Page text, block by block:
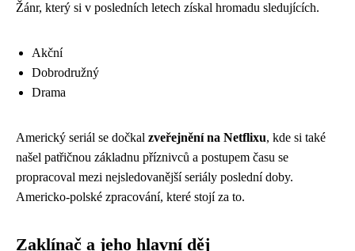
Žánr, který si v posledních letech získal hromadu sledujících.
Akční
Dobrodružný
Drama
Americký seriál se dočkal zveřejnění na Netflixu, kde si také
našel patřičnou základnu příznivců a postupem času se
propracoval mezi nejsledovanější seriály poslední doby.
Americko-polské zpracování, které stojí za to.
Zaklínač a jeho hlavní děj